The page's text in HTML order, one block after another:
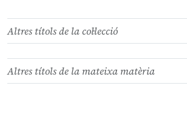
Altres títols de la col·lecció
Altres títols de la mateixa matèria